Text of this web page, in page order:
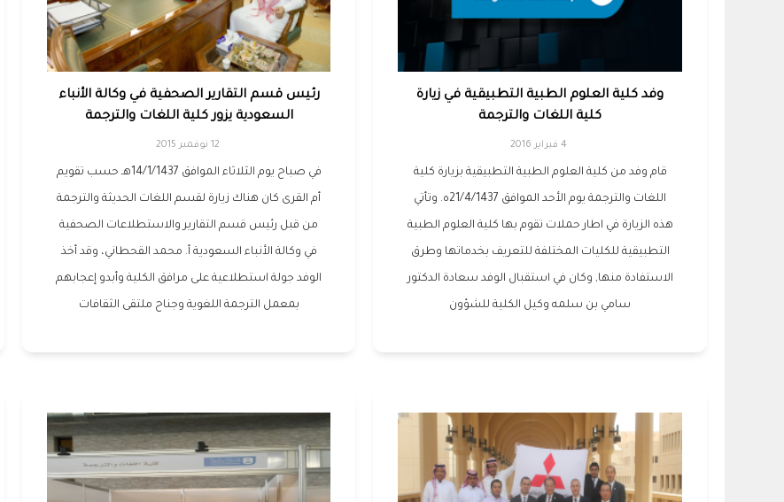
وفد كلية العلوم الطبية التطبيقية في زيارة
كلية اللغات والترجمة
4 فبراير 2016
قام وفد من كلية العلوم الطبية التطبيقية بزيارة كلية
اللغات والترجمة يوم الأحد الموافق 21/4/1437ه. وتأتي
هذه الزيارة في اطار حملات تقوم بها كلية العلوم الطبية
التطبيقية للكليات المختلفة للتعريف بخدماتها وطرق
الاستفادة منها, وكان في استقبال الوفد سعادة الدكتور
سامي بن سلمه وكيل الكلية للشؤون
رئيس قسم التقارير الصحفية في وكالة الأنباء
السعودية يزور كلية اللغات والترجمة
12 نوفمبر 2015
في صباح يوم الثلاثاء الموافق 14/1/1437هـ حسب تقويم
أم القرى كان هناك زيارة لقسم اللغات الحديثة والترجمة
من قبل رئيس قسم التقارير والاستطلاعات الصحفية
في وكالة الأنباء السعودية أ. محمد القحطاني، وقد أخذ
الوفد جولة استطلاعية على مرافق الكلية وأبدو إعجابهم
بمعمل الترجمة اللغوية وجناح ملتقى الثقافات